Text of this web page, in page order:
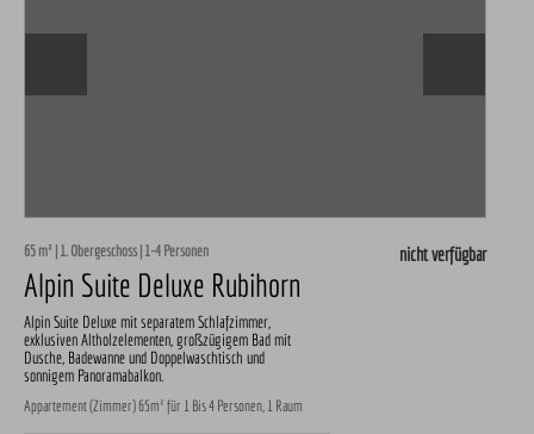
65 m² | 1. Obergeschoss | 1-4 Personen
Alpin Suite Deluxe Rubihorn
Alpin Suite Deluxe mit separatem Schlafzimmer,
exklusiven Altholzelementen, großzügigem Bad mit
Dusche, Badewanne und Doppelwaschtisch und
sonnigem Panoramabalkon.
Appartement (Zimmer) 65m² für 1 Bis 4 Personen, 1 Raum
nicht verfügbar